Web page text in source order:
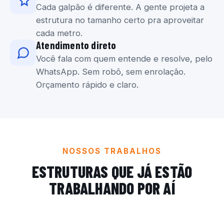
Cada galpão é diferente. A gente projeta a
estrutura no tamanho certo pra aproveitar
cada metro.
Atendimento direto
Você fala com quem entende e resolve, pelo
WhatsApp. Sem robô, sem enrolação.
Orçamento rápido e claro.
NOSSOS TRABALHOS
ESTRUTURAS QUE JÁ ESTÃO
TRABALHANDO POR AÍ